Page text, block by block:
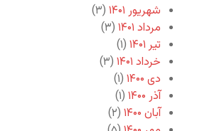
شهریور ۱۴۰۱
(۳)
مرداد ۱۴۰۱
(۳)
تیر ۱۴۰۱
(۱)
خرداد ۱۴۰۱
(۳)
دی ۱۴۰۰
(۱)
آذر ۱۴۰۰
(۱)
آبان ۱۴۰۰
(۲)